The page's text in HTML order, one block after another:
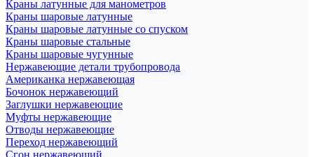
Краны латунные для манометров
Краны шаровые латунные
Краны шаровые латунные со спуском
Краны шаровые стальные
Краны шаровые чугунные
Нержавеющие детали трубопровода
Американка нержавеющая
Бочонок нержавеющий
Заглушки нержавеющие
Муфты нержавеющие
Отводы нержавеющие
Переход нержавеющий
Сгон нержавеющий